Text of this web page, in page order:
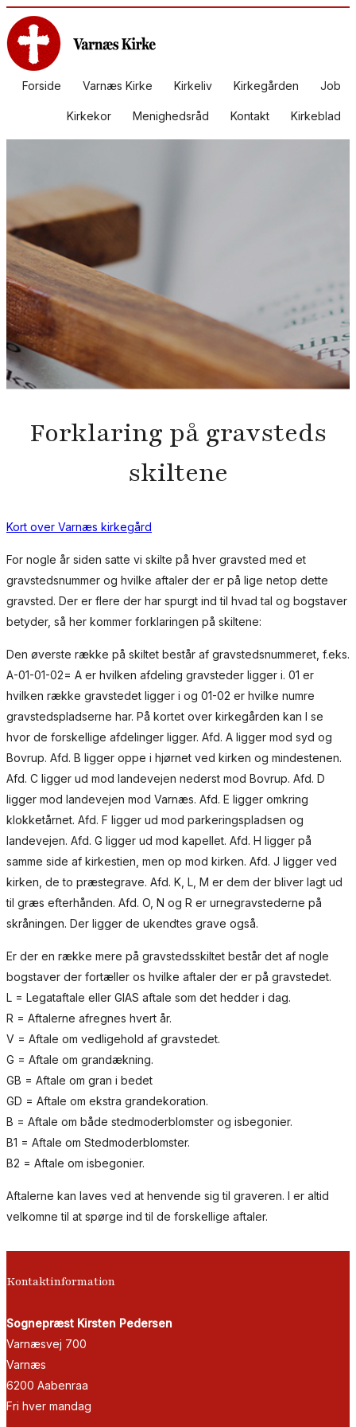
Forside Varnæs Kirke Kirkeliv Kirkegården Job
Kirkekor Menighedsråd Kontakt Kirkeblad
Forklaring på gravsteds
skiltene
Kort over Varnæs kirkegård
For nogle år siden satte vi skilte på hver gravsted med et
gravstedsnummer og hvilke aftaler der er på lige netop dette
gravsted. Der er flere der har spurgt ind til hvad tal og bogstaver
betyder, så her kommer forklaringen på skiltene:
Den øverste række på skiltet består af gravstedsnummeret, f.eks.
A-01-01-02= A er hvilken afdeling gravsteder ligger i. 01 er
hvilken række gravstedet ligger i og 01-02 er hvilke numre
gravstedspladserne har. På kortet over kirkegården kan I se
hvor de forskellige afdelinger ligger. Afd. A ligger mod syd og
Bovrup. Afd. B ligger oppe i hjørnet ved kirken og mindestenen.
Afd. C ligger ud mod landevejen nederst mod Bovrup. Afd. D
ligger mod landevejen mod Varnæs. Afd. E ligger omkring
klokketårnet. Afd. F ligger ud mod parkeringspladsen og
landevejen. Afd. G ligger ud mod kapellet. Afd. H ligger på
samme side af kirkestien, men op mod kirken. Afd. J ligger ved
kirken, de to præstegrave. Afd. K, L, M er dem der bliver lagt ud
til græs efterhånden. Afd. O, N og R er urnegravstederne på
skråningen. Der ligger de ukendtes grave også.
Er der en række mere på gravstedsskiltet består det af nogle
bogstaver der fortæller os hvilke aftaler der er på gravstedet.
L = Legataftale eller GIAS aftale som det hedder i dag.
R = Aftalerne afregnes hvert år.
V = Aftale om vedligehold af gravstedet.
G = Aftale om grandækning.
GB = Aftale om gran i bedet
GD = Aftale om ekstra grandekoration.
B = Aftale om både stedmoderblomster og isbegonier.
B1 = Aftale om Stedmoderblomster.
B2 = Aftale om isbegonier.
Aftalerne kan laves ved at henvende sig til graveren. I er altid
velkomne til at spørge ind til de forskellige aftaler.
Kontaktinformation
Sognepræst Kirsten Pedersen
Varnæsvej 700
Varnæs
6200 Aabenraa
Fri hver mandag